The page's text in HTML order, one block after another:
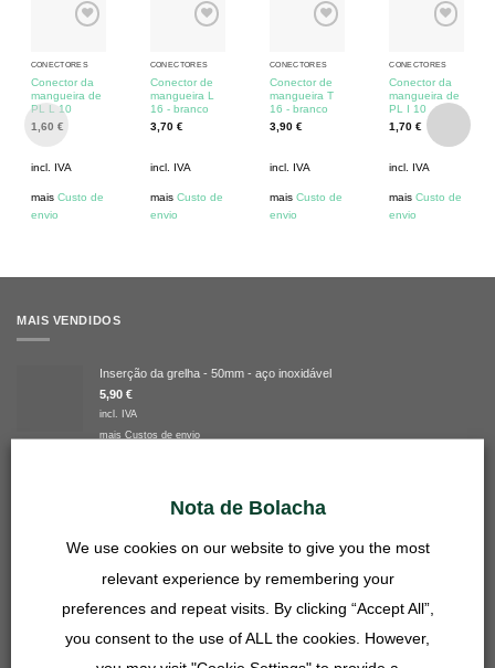
CONECTORES
Conector da
mangueira de
PL L 10
1,60 €
incl. IVA
mais Custo de
envio
CONECTORES
Conector de
mangueira L
16 - branco
3,70 €
incl. IVA
mais Custo de
envio
CONECTORES
Conector de
mangueira T
16 - branco
3,90 €
incl. IVA
mais Custo de
envio
CONECTORES
Conector da
mangueira de
PL I 10
1,70€
incl. IVA
maisCusto de
envio
MAIS VENDIDOS
Inserção da grelha - 50mm - aço inoxidável
5,90 €
incl. IVA
mais Custos de envio
Inserção da grelha - 27mm - aço inoxidável
incl. IVA
maisCustos de envio
Nota de Bolacha
We use cookies on our website to give you the most
relevant experience by remembering your
preferences and repeat visits. By clicking “Accept All”,
you consent to the use of ALL the cookies. However,